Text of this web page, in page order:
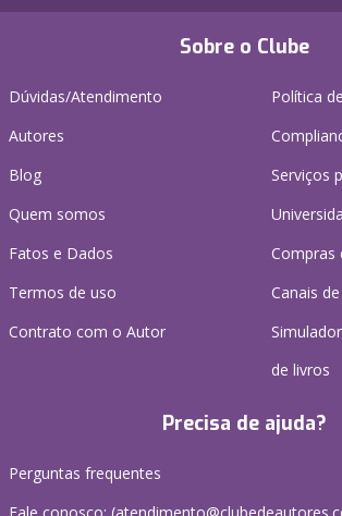
Sobre o Clube
Dúvidas/Atendimento
Autores
Blog
Quem somos
Fatos e Dados
Termos de uso
Contrato com o Autor
Política
Serviços
Compras
Canais
de livros
Precisa de ajuda?
Perguntas frequentes